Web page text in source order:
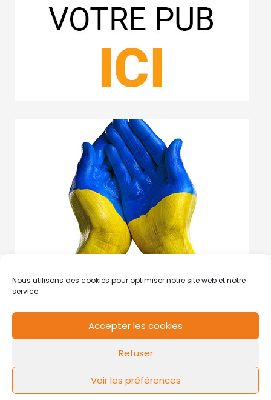
Nous utilisons des cookies pour optimiser notre site web et notre
service.
Accepter les cookies
Refuser
Voir les préférences
Mentions légales Politique de cookies
FLOW44